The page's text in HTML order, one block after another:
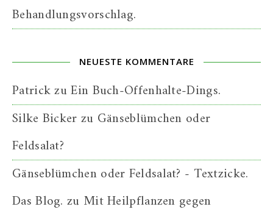
Behandlungsvorschlag.
NEUESTE KOMMENTARE
PatrickzuEin Buch-Offenhalte-Dings.
Silke Bickerzu Gänseblümchen oder
Feldsalat?
Gänseblümchen oder Feldsalat? - Textzicke.
Das Blog. zu Mit Heilpflanzen gegen